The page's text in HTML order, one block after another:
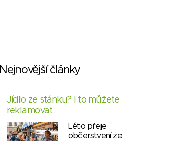
Nejnovější články
Jídlo ze stánku? I to můžete
reklamovat
Léto přeje
občerstvení ze